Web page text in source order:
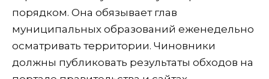
порядком. Она обязывает глав
муниципальных образований еженедельно
осматривать территории. Чиновники
должны публиковать результаты обходов на